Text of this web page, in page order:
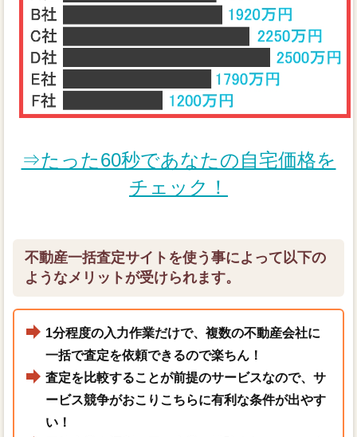
⇒たった60秒であなたの自宅価格を
チェック！
不動産一括査定サイトを使う事によって以下の
ようなメリットが受けられます。
1分程度の入力作業だけで、複数の不動産会社に
一括で査定を依頼できるので楽ちん！
査定を比較することが前提のサービスなので、サ
ービス競争がおこりこちらに有利な条件が出やす
い！